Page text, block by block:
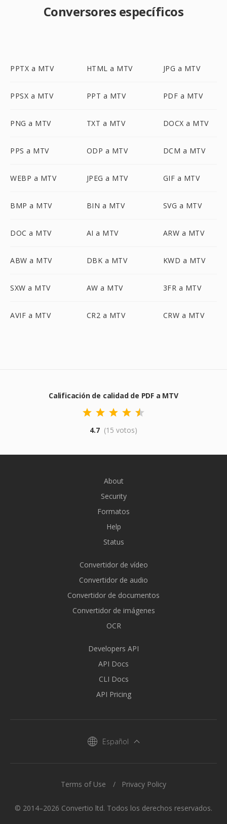
Conversores específicos
PPTX a MTV HTML a MTV JPG a MTV
PPSX a MTV PPT a MTV PDF a MTV
PNG a MTV TXT a MTV DOCX a MTV
PPS a MTV ODP a MTV DCM a MTV
WEBP a MTV JPEG a MTV GIF a MTV
BMP a MTV BIN a MTV SVG a MTV
DOC a MTV AI a MTV ARW a MTV
ABW a MTV DBK a MTV KWD a MTV
SXW a MTV AW a MTV 3FR a MTV
AVIF a MTV CR2 a MTV CRW a MTV
Calificación de calidad de PDF a MTV
4.7 (15 votos)
About
Security
Formatos
Help
Status
Convertidor de vídeo
Convertidor de audio
Convertidor de documentos
Convertidor de imágenes
OCR
Developers API
API Docs
CLI Docs
API Pricing
Español
© 2014–2026 Convertio ltd. Todos los derechos reservados.
Terms of Use Privacy Policy